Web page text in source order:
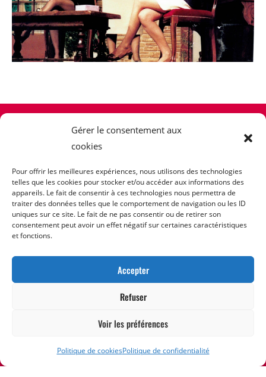
Gérer le consentement aux
cookies
Pour offrir les meilleures expériences, nous utilisons des technologies
telles que les cookies pour stocker et/ou accéder aux informations des
appareils. Le fait de consentir à ces technologies nous permettra de
traiter des données telles que le comportement de navigation ou les ID
uniques sur ce site. Le fait de ne pas consentir ou de retirer son
consentement peut avoir un effet négatif sur certaines caractéristiques
et fonctions.
Accepter
Refuser
Voir les préférences
Politique de cookiesPolitique de confidentialité
La Parodienne
Espace sociétaire
Espace élèves école